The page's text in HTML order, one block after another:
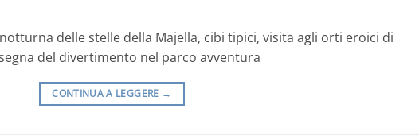
delle stelle della Majella, cibi tipici, visita agli orti eroici di
del divertimento nel parco avventura
CONTINUA A LEGGERE →